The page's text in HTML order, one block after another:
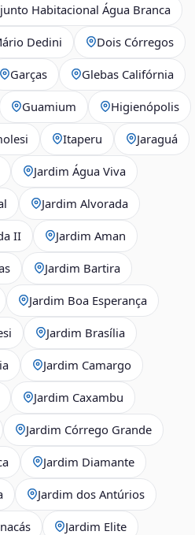
Habitacional Água Branca
Dedini Dois Córregos
Garças Glebas Califórnia
Guamium Higienópolis
Itaperu Jaraguá
Jardim Água Viva
Jardim Alvorada
II Jardim Aman
Jardim Bartira
Jardim Boa Esperança
Jardim Brasília
Jardim Camargo
Jardim Caxambu
Jardim Córrego Grande
Jardim Diamante
Jardim dos Antúrios
Jardim Elite